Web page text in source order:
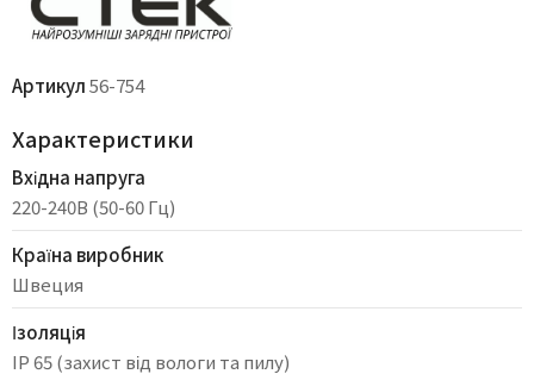
Артикул56-754
Характеристики
Вхідна напруга
220-240В (50-60 Гц)
Країна виробник
Швеция
Ізоляція
IP 65 (захист від вологи та пилу)